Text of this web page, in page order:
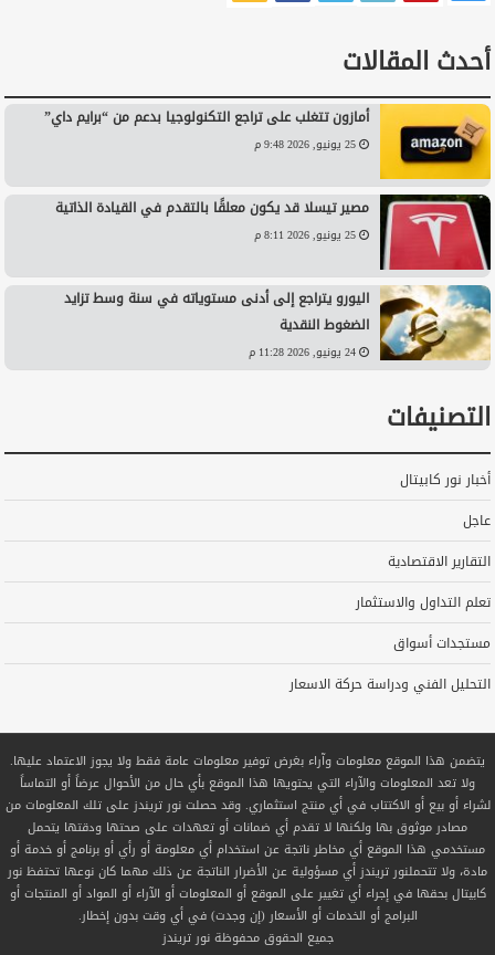
أحدث المقالات
أمازون تتغلب على تراجع التكنولوجيا بدعم من “برايم داي”
25 يونيو, 2026 9:48 م
مصير تيسلا قد يكون معلقًا بالتقدم في القيادة الذاتية
25 يونيو, 2026 8:11 م
اليورو يتراجع إلى أدنى مستوياته في سنة وسط تزايد
الضغوط النقدية
24 يونيو, 2026 11:28 م
التصنيفات
أخبار نور كابيتال
عاجل
التقارير الاقتصادية
تعلم التداول والاستثمار
مستجدات أسواق
التحليل الفني ودراسة حركة الاسعار
يتضمن هذا الموقع معلومات وآراء بغرض توفير معلومات عامة فقط ولا يجوز الاعتماد عليها.
ولا تعد المعلومات والآراء التي يحتويها هذا الموقع بأي حال من الأحوال عرضاً أو التماساً
لشراء أو بيع أو الاكتتاب في أي منتج استثماري. وقد حصلت نور تريندز على تلك المعلومات من
مصادر موثوق بها ولكنها لا تقدم أي ضمانات أو تعهدات على صحتها ودقتها يتحمل
مستخدمي هذا الموقع أي مخاطر ناتجة عن استخدام أي معلومة أو رأي أو برنامج أو خدمة أو
مادة، ولا تتحملنور تريندز أي مسؤولية عن الأضرار الناتجة عن ذلك مهما كان نوعها تحتفظ نور
كابيتال بحقها في إجراء أي تغيير على الموقع أو المعلومات أو الآراء أو المواد أو المنتجات أو
البرامج أو الخدمات أو الأسعار (إن وجدت) في أي وقت بدون إخطار.
جميع الحقوق محفوظةنور تريندز